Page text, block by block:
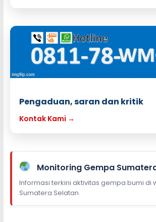
Pengaduan, saran dan kritik
Kontak Kami →
Monitoring Gempa
Informasi terkini aktivitas gempa bumi di
Sumatera Selatan.